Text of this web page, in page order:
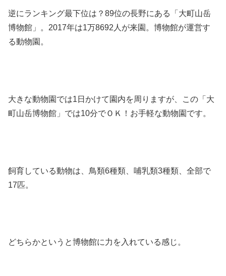
逆にランキング最下位は？89位の長野にある「大町山岳
博物館」。2017年は1万8692人が来園。博物館が運営す
る動物園。
大きな動物園では1日かけて園内を周りますが、この「大
町山岳博物館」では10分でＯＫ！お手軽な動物園です。
飼育している動物は、鳥類6種類、哺乳類3種類、全部で
17匹。
どちらかというと博物館に力を入れている感じ。